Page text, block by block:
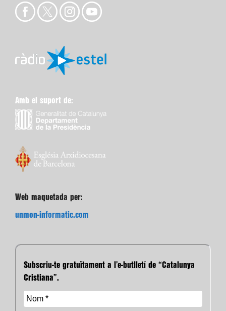
Amb el suport de:
Web maquetada per:
unmon-informatic.com
Subscriu-te gratuïtament a l’e-butlletí de “Catalunya
Cristiana”.